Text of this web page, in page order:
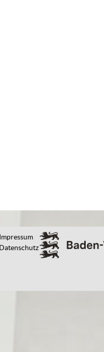
Impressum
Datenschutz